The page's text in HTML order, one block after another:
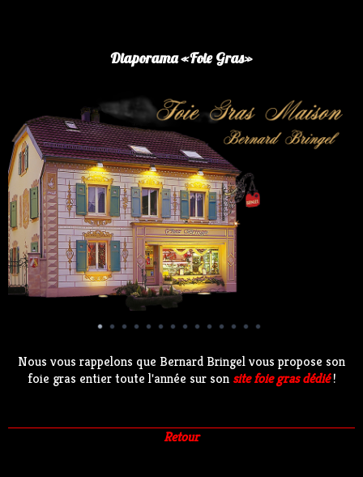
Diaporama «Foie Gras»
Nous vous rappelons que Bernard Bringel vous propose son
foie gras entier toute l'année sur son site foie gras dédié!
Retour